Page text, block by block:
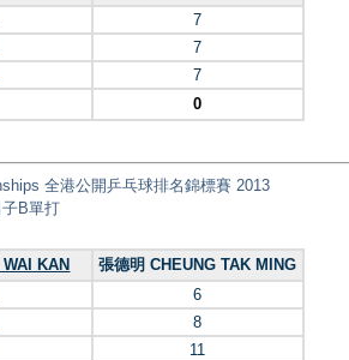
7
7
7
0
全港公開乒乓球排名錦標賽 2013
B單打
KAN
張德明 CHEUNG TAK MING
6
8
11